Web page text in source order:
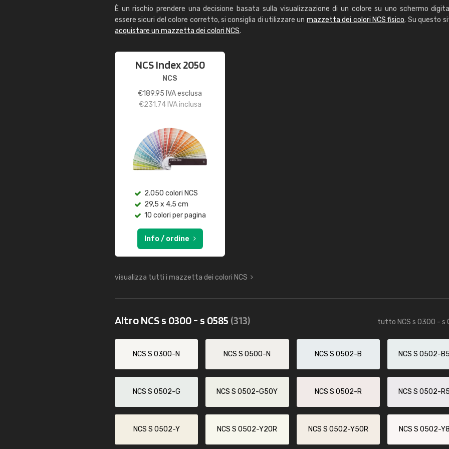
È un rischio prendere una decisione basata sulla visualizzazione di un colore su uno schermo
essere sicuri del colore corretto, si consiglia di utilizzare un mazzetta dei colori NCS fisico. Su questo
acquistare un mazzetta dei colori NCS.
NCS Index 2050
NCS
€189,95 IVA esclusa
€231,74IVA inclusa
2.050 colori NCS
29,5 x 4,5 cm
10 colori per pagina
Info / ordine
visualizza tutti i mazzetta dei colori NCS
Altro NCS s 0300 - s 0585 (313) tutto NCS s 0300 - s
NCS S 0300-N NCS S 0500-N NCS S 0502-B NCS S 0502-
NCS S 0502-G NCS S 0502-G50Y NCS S 0502-R NCS S 0502-
NCS S 0502-Y NCS S 0502-Y20R NCS S 0502-Y50R NCS S 0502-